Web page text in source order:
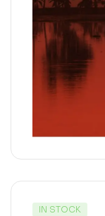
IN STOCK